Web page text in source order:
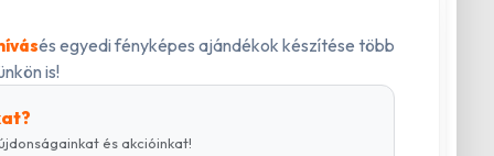
és egyedi fényképes ajándékok készítése több
is!
és akcióinkat!